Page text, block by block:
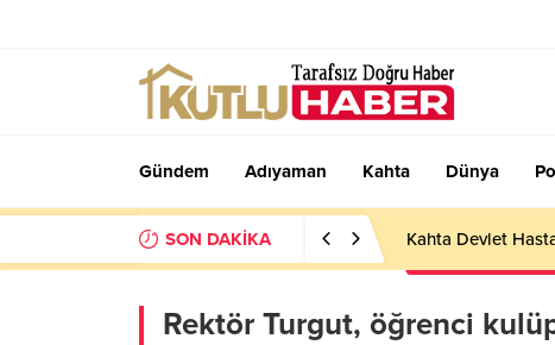
Gündem Adıyaman Kahta Dünya
SON DAKİKA Kahta Devlet
Rektör Turgut, öğrenci